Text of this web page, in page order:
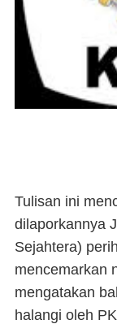
Tulisan ini
dilaporkannya
Sejahtera)
mencemarkan
mengatakan
halangi oleh